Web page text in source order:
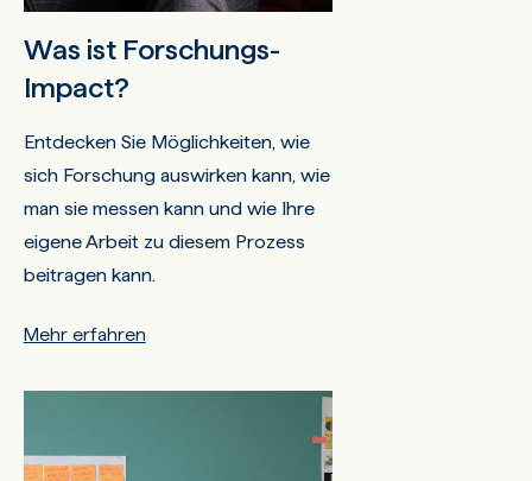
Was ist Forschungs-
Impact?
Entdecken Sie Möglichkeiten, wie
sich Forschung auswirken kann, wie
man sie messen kann und wie Ihre
eigene Arbeit zu diesem Prozess
beitragen kann.
Mehr erfahren